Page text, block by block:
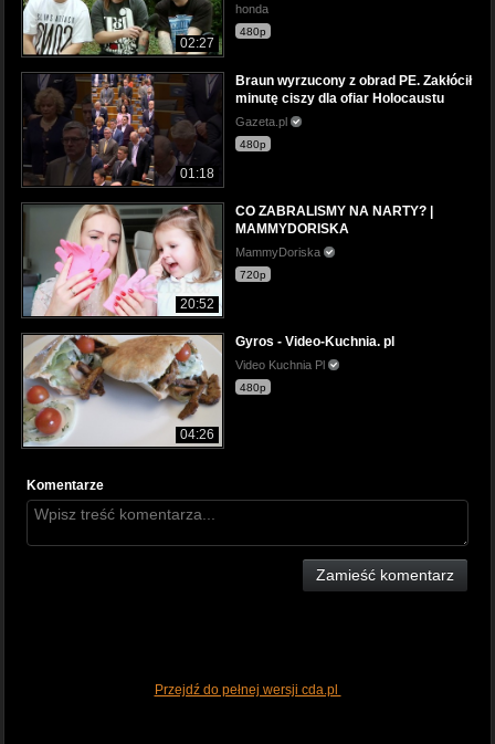
02:27
honda
480p
01:18
Braun wyrzucony z obrad PE. Zakłócił
minutę ciszy dla ofiar Holocaustu
Gazeta.pl
480p
20:52
CO ZABRALISMY NA NARTY? |
MAMMYDORISKA
MammyDoriska
720p
04:26
Gyros - Video-Kuchnia. pl
Video Kuchnia Pl
480p
Komentarze
Zamieść komentarz
Przejdź do pełnej wersji cda.pl